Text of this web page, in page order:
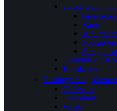
Sprog, lyd og
Kamera
Mini
Podcast
Udendørskunst
Temakasser
Dataloggere og
Globisens
OxyGuard
Vernier